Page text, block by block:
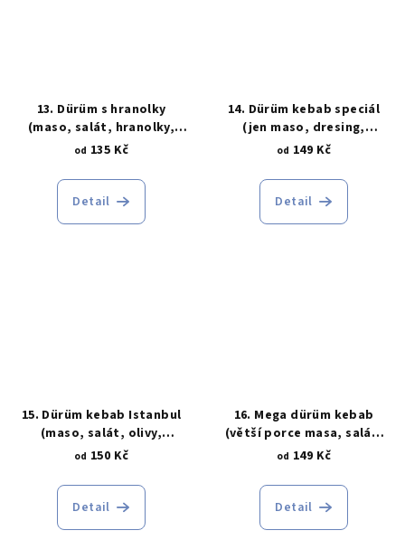
13. Dürüm s hranolky
(maso, salát, hranolky,
dresing, tortilla)
od 135 Kč
Detail
14. Dürüm kebab speciál
(jen maso, dresing,
tortilla)
od 149 Kč
Detail
15. Dürüm kebab Istanbul
(maso, salát, olivy,
feferonky, sýr, dresing,
od 150 Kč
Detail
16. Mega dürüm kebab
(větší porce masa, salát,
dresing, tortilla)
od 149 Kč
Detail